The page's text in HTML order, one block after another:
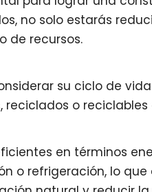
no solo estarás
de recursos.
su ciclo de
reciclados o
en términos
refrigeración, lo